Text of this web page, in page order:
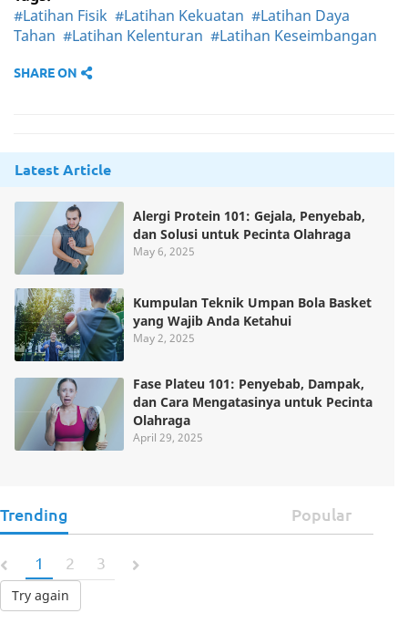
#Latihan Fisik #Latihan Kekuatan #Latihan Daya
Tahan #Latihan Kelenturan #Latihan Keseimbangan
SHARE ON
Latest Article
Alergi Protein 101: Gejala, Penyebab,
dan Solusi untuk Pecinta Olahraga
May 6, 2025
Kumpulan Teknik Umpan Bola Basket
yang Wajib Anda Ketahui
May 2, 2025
Fase Plateu 101: Penyebab, Dampak,
dan Cara Mengatasinya untuk Pecinta
Olahraga
April 29, 2025
Trending Popular
1 2 3
Try again